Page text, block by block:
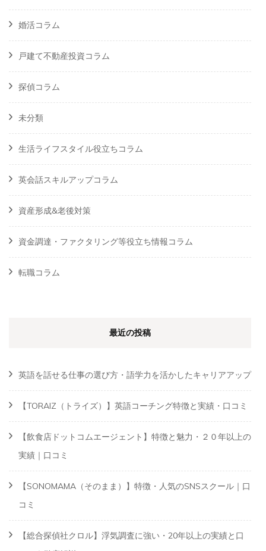
婚活コラム
戸建て不動産投資コラム
探偵コラム
未分類
生活ライフスタイル役立ちコラム
英会話スキルアップコラム
資産形成&老後対策
資金調達・ファクタリング等役立ち情報コラム
転職コラム
最近の投稿
英語を話せる仕事の選び方・語学力を活かしたキャリアアップ
【TORAIZ（トライズ）】英語コーチング特徴と実績・口コミ
【飲食店ドットコムエージェント】特徴と魅力・２０年以上の
実績｜口コミ
【SONOMAMA（そのまま）】特徴・人気のSNSスクール｜口
コミ
【総合探偵社クロル】浮気調査に強い・20年以上の実績と口